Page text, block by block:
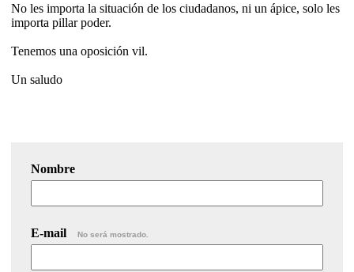
No les importa la situación de los ciudadanos, ni un ápice, solo les
importa pillar poder.
Tenemos una oposición vil.
Un saludo
Nombre
E-mail No será mostrado.